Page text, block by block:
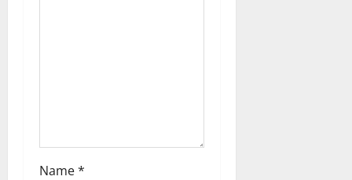
Name*